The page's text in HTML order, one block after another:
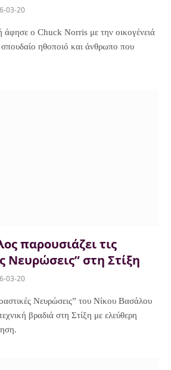
03-20
άφησε ο Chuck Norris με την οικογένειά
ηθοποιό και άνθρωπο που
παρουσιάζει τις
Νευρώσεις” στη Στίξη
03-20
Νευρώσεις” του Νίκου Βασάλου
βραδιά στη Στίξη με ελεύθερη